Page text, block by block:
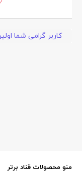
کاربر گرامی شما
منو محصولات قناد برتر